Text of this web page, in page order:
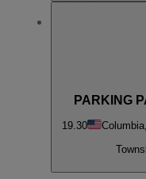
PARKING
19.30